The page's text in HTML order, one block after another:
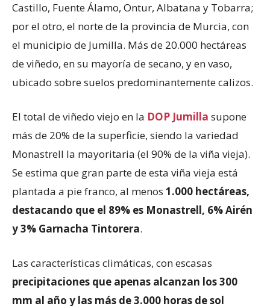
Castillo, Fuente Álamo, Ontur, Albatana y Tobarra;
por el otro, el norte de la provincia de Murcia, con
el municipio de Jumilla. Más de 20.000 hectáreas
de viñedo, en su mayoría de secano, y en vaso,
ubicado sobre suelos predominantemente calizos.
El total de viñedo viejo en la DOP Jumilla supone
más de 20% de la superficie, siendo la variedad
Monastrell la mayoritaria (el 90% de la viña vieja).
Se estima que gran parte de esta viña vieja está
plantada a pie franco, al menos 1.000 hectáreas,
destacando que el 89% es Monastrell, 6% Airén
y 3% Garnacha Tintorera.
Las características climáticas, con escasas
precipitaciones que apenas alcanzan los 300
mm al año y las más de 3.000 horas de sol